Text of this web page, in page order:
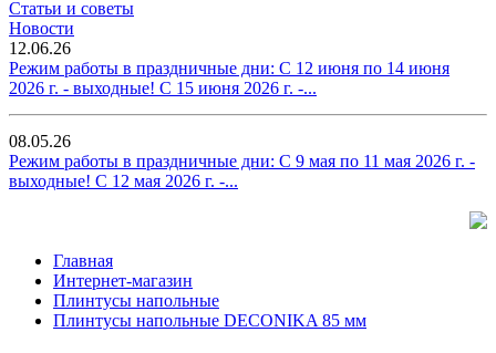
Статьи и советы
Новости
12.06.26
Режим работы в праздничные дни: С 12 июня по 14 июня
2026 г. - выходные! С 15 июня 2026 г. -...
08.05.26
Режим работы в праздничные дни: С 9 мая по 11 мая 2026 г. -
выходные! С 12 мая 2026 г. -...
Главная
Интернет-магазин
Плинтусы напольные
Плинтусы напольные DECONIKA 85 мм